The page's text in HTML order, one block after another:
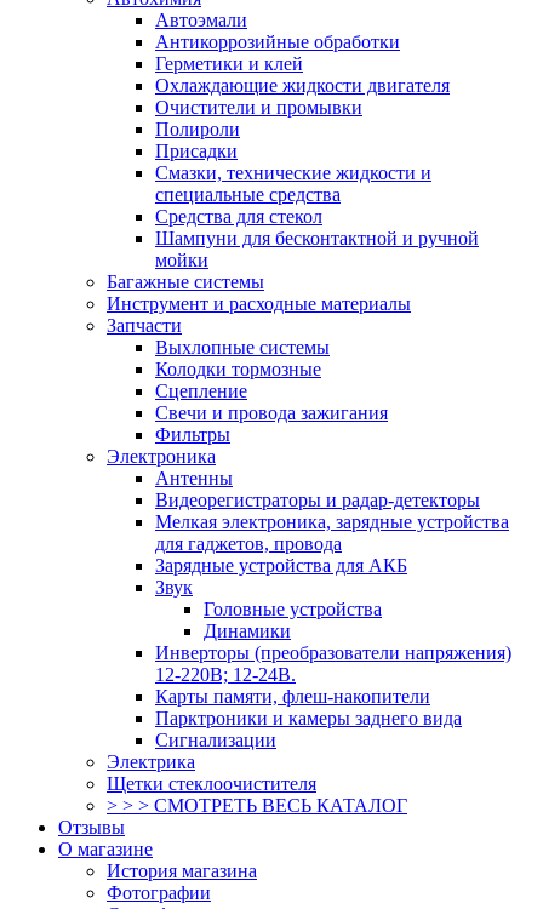
Автоэмали
Антикоррозийные обработки
Герметики и клей
Охлаждающие жидкости двигателя
Очистители и промывки
Полироли
Присадки
Смазки, технические жидкости и
специальные средства
Средства для стекол
Шампуни для бесконтактной и ручной
мойки
Багажные системы
Инструмент и расходные материалы
Запчасти
Выхлопные системы
Колодки тормозные
Сцепление
Свечи и провода зажигания
Фильтры
Электроника
Антенны
Видеорегистраторы и радар-детекторы
Мелкая электроника, зарядные устройства
для гаджетов, провода
Зарядные устройства для АКБ
Звук
Головные устройства
Динамики
Инверторы (преобразователи напряжения)
12-220В; 12-24В.
Карты памяти, флеш-накопители
Парктроники и камеры заднего вида
Сигнализации
Электрика
Щетки стеклоочистителя
> > > СМОТРЕТЬ ВЕСЬ КАТАЛОГ
Отзывы
О магазине
История магазина
Фотографии